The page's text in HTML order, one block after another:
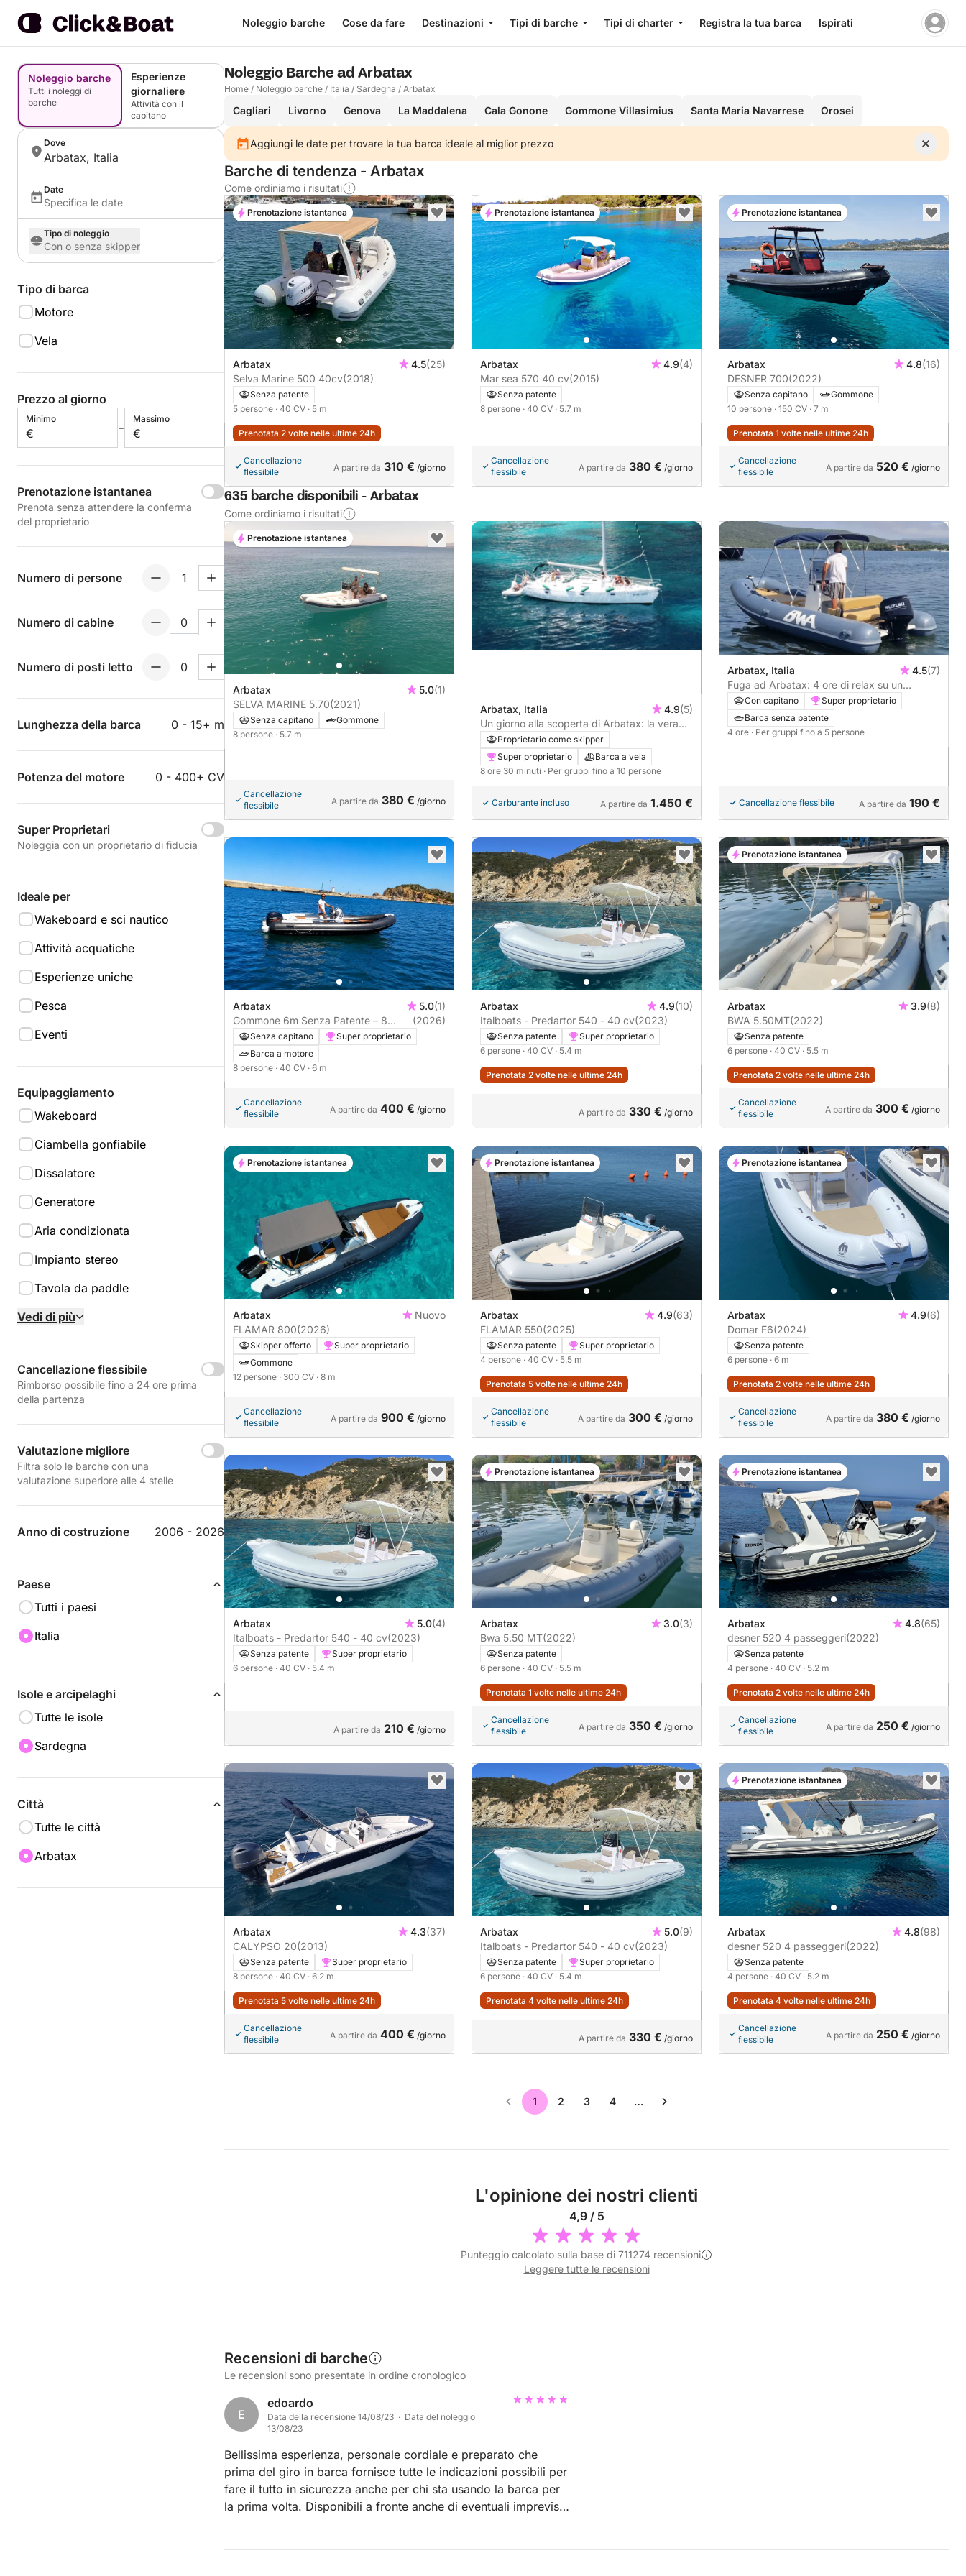
Noleggio barche Cose da fare Destinazioni Tipi di barche Tipi di charter Registra la tua barca Ispirati
Noleggio barche
Tutti i noleggi di
barche
Esperienze
giornaliere
Attività con il
capitano
Dove
Arbatax, Italia
Date
Specifica le date
Tipo di noleggio
Con o senza skipper
Tipo di barca
Motore
Vela
Prezzo al giorno
Minimo
€ -
Massimo
€
Prenotazione istantanea
Prenota senza attendere la conferma
del proprietario
Numero di persone
Numero di cabine
Numero di posti letto
Lunghezza della barca 0 - 15+ m
Potenza del motore 0 - 400+ CV
Super Proprietari
Noleggia con un proprietario di fiducia
Ideale per
Wakeboard e sci nautico
Attività acquatiche
Esperienze uniche
Pesca
Eventi
Equipaggiamento
Wakeboard
Ciambella gonfiabile
Dissalatore
Generatore
Aria condizionata
Impianto stereo
Tavola da paddle
Vedi di più
Cancellazione flessibile
Rimborso possibile fino a 24 ore prima
della partenza
Valutazione migliore
Filtra solo le barche con una
valutazione superiore alle 4 stelle
Anno di costruzione 2006 - 2026
Paese
Tutti i paesi
Italia
Isole e arcipelaghi
Tutte le isole
Sardegna
Città
Tutte le città
Arbatax
Noleggio Barche ad Arbatax
Home / Noleggio barche / Italia / Sardegna / Arbatax
Cagliari Livorno Genova La Maddalena Cala Gonone Gommone Villasimius Santa Maria Navarrese Orosei
Aggiungi le date per trovare la tua barca ideale al miglior prezzo
Barche di tendenza - Arbatax
Come ordiniamo i risultati
Arbatax 4.5(25)
Selva Marine 500 40cv(2018)
Senza patente
5 persone · 40 CV · 5 m
Prenotata 2 volte nelle ultime 24h
Cancellazione
flessibile
A partire da 310 € /giorno
Prenotazione istantanea
Arbatax 4.9(4)
Mar sea 570 40 cv(2015)
Senza patente
8 persone · 40 CV · 5.7 m
Cancellazione
flessibile
A partire da 380 € /giorno
Prenotazione istantanea
Arbatax 4.8(16)
DESNER 700(2022)
Senza capitano
Gommone
10 persone · 150 CV · 7 m
Prenotata 1 volte nelle ultime 24h
Cancellazione
flessibile
A partire da 520 € /giorno
Prenotazione istantanea
635 barche disponibili - Arbatax
Come ordiniamo i risultati
Arbatax 5.0(1)
SELVA MARINE 5.70(2021)
Senza capitano
Gommone
8 persone · 5.7 m
Cancellazione
flessibile
A partire da 380 € /giorno
Prenotazione istantanea
Arbatax, Italia 4.9(5)
Un giorno alla scoperta di Arbatax: la vera
Dolce Vita in barca a vela.
Proprietario come skipper
Super proprietario
Barca a vela
8 ore 30 minuti · Per gruppi fino a 10 persone
Carburante incluso A partire da 1.450 €
Arbatax, Italia 4.5(7)
Fuga ad Arbatax: 4 ore di relax su un
motoscafo
Con capitano
Super proprietario
Barca senza patente
4 ore · Per gruppi fino a 5 persone
Cancellazione flessibile A partire da 190 €
Arbatax 5.0(1)
Gommone 6m Senza Patente – 8
Persone – Cala Goloritzé & Orosei
(2026)
Senza capitano
Super proprietario
Barca a motore
8 persone · 40 CV · 6 m
Cancellazione
flessibile
A partire da 400 € /giorno
Arbatax 4.9(10)
Italboats - Predartor 540 - 40 cv(2023)
Senza patente
Super proprietario
6 persone · 40 CV · 5.4 m
Prenotata 2 volte nelle ultime 24h
A partire da 330 € /giorno
Arbatax 3.9(8)
BWA 5.50MT(2022)
Senza patente
6 persone · 40 CV · 5.5 m
Prenotata 2 volte nelle ultime 24h
Cancellazione
flessibile
A partire da 300 € /giorno
Prenotazione istantanea
Arbatax
Nuovo
FLAMAR 800(2026)
Skipper offerto
Super proprietario
Gommone
12 persone · 300 CV · 8 m
Cancellazione
flessibile
A partire da 900 € /giorno
Prenotazione istantanea
Arbatax 4.9(63)
FLAMAR 550(2025)
Senza patente
Super proprietario
4 persone · 40 CV · 5.5 m
Prenotata 5 volte nelle ultime 24h
Cancellazione
flessibile
A partire da 300 € /giorno
Prenotazione istantanea
Arbatax 4.9(6)
Domar F6(2024)
Senza patente
6 persone · 6 m
Prenotata 2 volte nelle ultime 24h
Cancellazione
flessibile
A partire da 380 € /giorno
Prenotazione istantanea
Arbatax 5.0(4)
Italboats - Predartor 540 - 40 cv(2023)
Senza patente
Super proprietario
6 persone · 40 CV · 5.4 m
A partire da 210 € /giorno
Arbatax 3.0(3)
Bwa 5.50 MT(2022)
Senza patente
6 persone · 40 CV · 5.5 m
Prenotata 1 volte nelle ultime 24h
Cancellazione
flessibile
A partire da 350 € /giorno
Prenotazione istantanea
Arbatax 4.8(65)
desner 520 4 passeggeri(2022)
Senza patente
4 persone · 40 CV · 5.2 m
Prenotata 2 volte nelle ultime 24h
Cancellazione
flessibile
A partire da 250 € /giorno
Prenotazione istantanea
Arbatax 4.3(37)
CALYPSO 20(2013)
Senza patente
Super proprietario
8 persone · 40 CV · 6.2 m
Prenotata 5 volte nelle ultime 24h
Cancellazione
flessibile
A partire da 400 € /giorno
Arbatax 5.0(9)
Italboats - Predartor 540 - 40 cv(2023)
Senza patente
Super proprietario
6 persone · 40 CV · 5.4 m
Prenotata 4 volte nelle ultime 24h
A partire da 330 € /giorno
Arbatax 4.8(98)
desner 520 4 passeggeri(2022)
Senza patente
4 persone · 40 CV · 5.2 m
Prenotata 4 volte nelle ultime 24h
Cancellazione
flessibile
A partire da 250 € /giorno
Prenotazione istantanea
1 2 3 4 …
L'opinione dei nostri clienti
4,9 / 5
Punteggio calcolato sulla base di 711274 recensioni
Leggere tutte le recensioni
Recensioni di barche
Le recensioni sono presentate in ordine cronologico
E
edoardo
Data della recensione 14/08/23 · Data del noleggio
13/08/23
Bellissima esperienza, personale cordiale e preparato che
prima del giro in barca fornisce tutte le indicazioni possibili per
fare il tutto in sicurezza anche per chi sta usando la barca per
la prima volta. Disponibili a fronte anche di eventuali imprevisti,